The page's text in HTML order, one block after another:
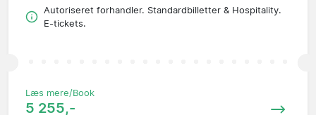
Autoriseret forhandler. Standardbilletter & Hospitality.
E-tickets.
Læs mere/Book
5 255,-